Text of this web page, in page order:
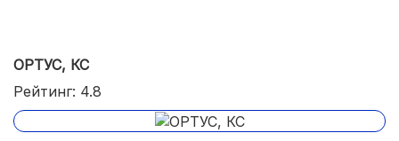
ОРТУС, КС
Рейтинг: 4.8